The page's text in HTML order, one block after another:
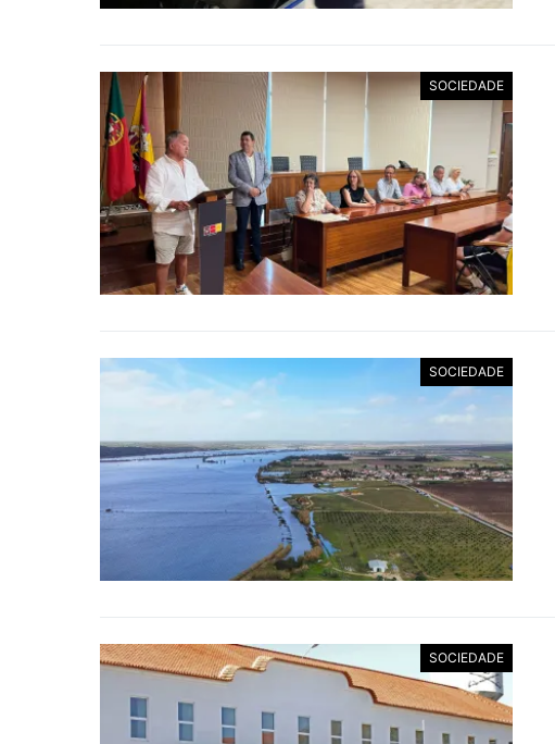
SOCIEDADE
SOCIEDADE
SOCIEDADE